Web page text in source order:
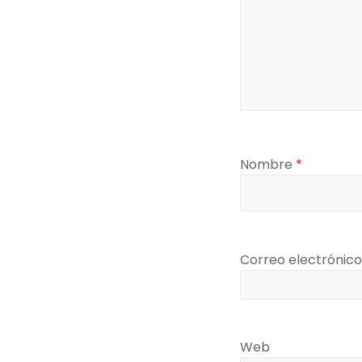
Nombre *
Correo
Web